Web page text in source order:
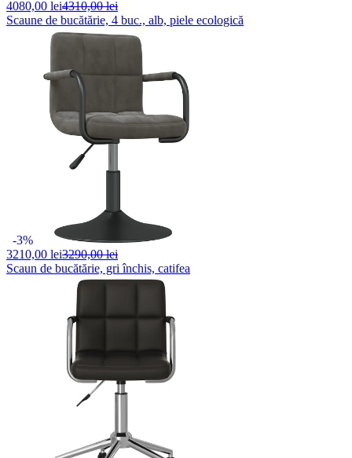
4080,00 lei4310,00 lei
Scaune de bucătărie, 4 buc., alb, piele ecologică
-3%
3210,00 lei3290,00 lei
Scaun de bucătărie, gri închis, catifea